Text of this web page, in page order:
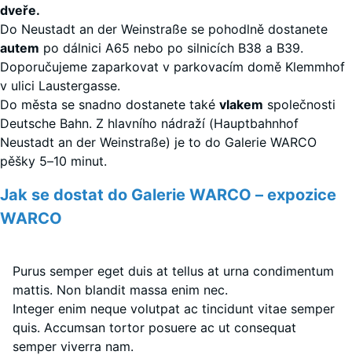
dveře.
Do Neustadt an der Weinstraße se pohodlně dostanete
autem po dálnici A65 nebo po silnicích B38 a B39.
Doporučujeme zaparkovat v parkovacím domě Klemmhof
v ulici Laustergasse.
Do města se snadno dostanete také vlakem společnosti
Deutsche Bahn. Z hlavního nádraží (Hauptbahnhof
Neustadt an der Weinstraße) je to do Galerie WARCO
pěšky 5–10 minut.
Jak se dostat do Galerie WARCO – expozice
WARCO
Purus semper eget duis at tellus at urna condimentum
mattis. Non blandit massa enim nec.
Integer enim neque volutpat ac tincidunt vitae semper
quis. Accumsan tortor posuere ac ut consequat
semper viverra nam.